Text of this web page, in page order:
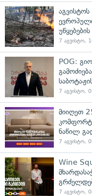
7 აგვისტო,
POG:
7 აგვისტო,
მიიღეთ
ნაწილ
7 აგვისტო,
Wine
7 აგვისტო,